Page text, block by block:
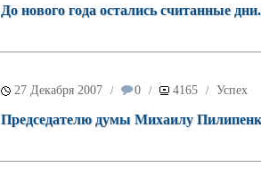
До нового года остались считанные
27 Декабря 2007 / 0 / 4165 / Успех
Председателю думы Михаилу